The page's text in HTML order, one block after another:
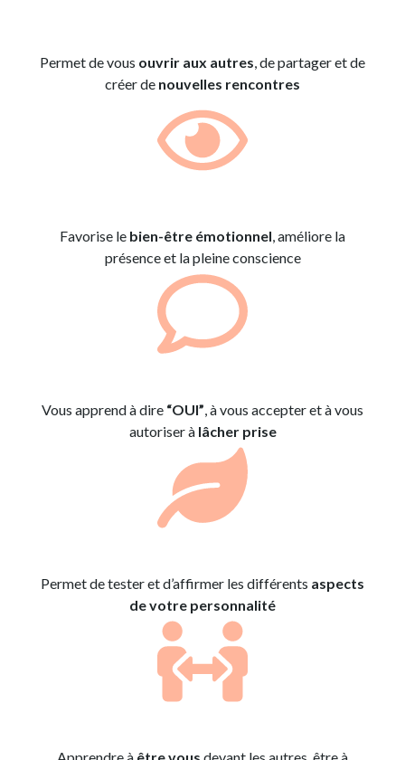
Permet de vous ouvrir aux autres, de partager et de
créer de nouvelles rencontres
Favorise le bien-être émotionnel, améliore la
présence et la pleine conscience
Vous apprend à dire “OUI”, à vous accepter et à vous
autoriser à lâcher prise
Permet de tester et d’affirmer les différents aspects
de votre personnalité